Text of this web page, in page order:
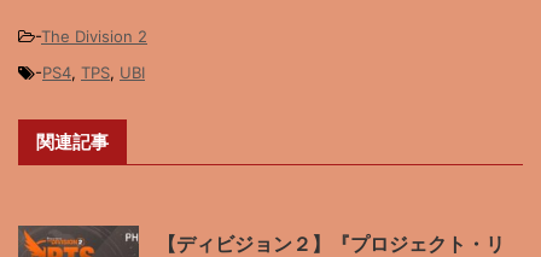
-The Division 2
-PS4, TPS, UBI
関連記事
【ディビジョン２】『プロジェクト・リ